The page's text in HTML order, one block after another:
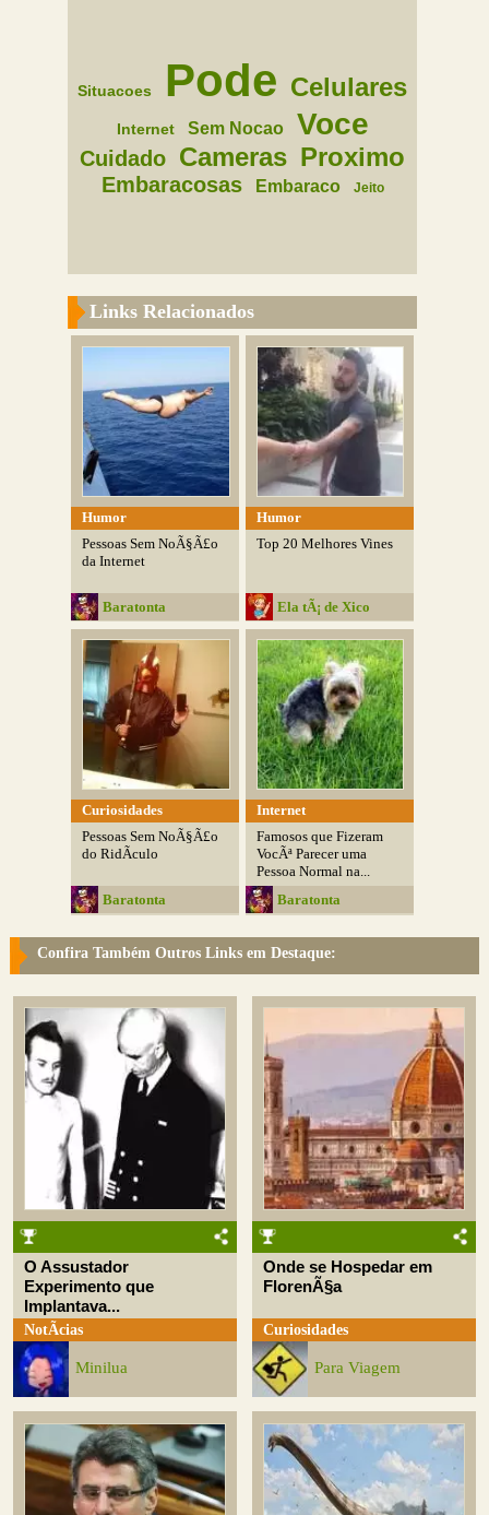
Situacoes Pode Celulares
Internet Sem Nocao Voce
Cuidado Cameras Proximo
Embaracosas Embaraco Jeito
Links Relacionados
Humor
Pessoas Sem NoÃ§Ã£o
da Internet
Baratonta
Humor
Top 20 Melhores Vines
Ela tÃ¡ de Xico
Curiosidades
Pessoas Sem NoÃ§Ã£o
do RidÃ­culo
Baratonta
Internet
Famosos que Fizeram
VocÃª Parecer uma
Pessoa Normal na...
Baratonta
Confira Também Outros Links em Destaque:
O Assustador
Experimento que
Implantava...
NotÃ­cias
Minilua
Onde se Hospedar em
FlorenÃ§a
Curiosidades
Para Viagem